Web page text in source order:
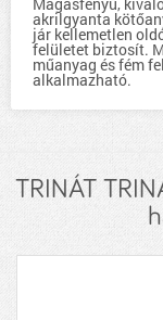
akrilgyanta
jár kellemetlen
felületet biztosít.
műanyag és fém
alkalmazható.
TRINÁT